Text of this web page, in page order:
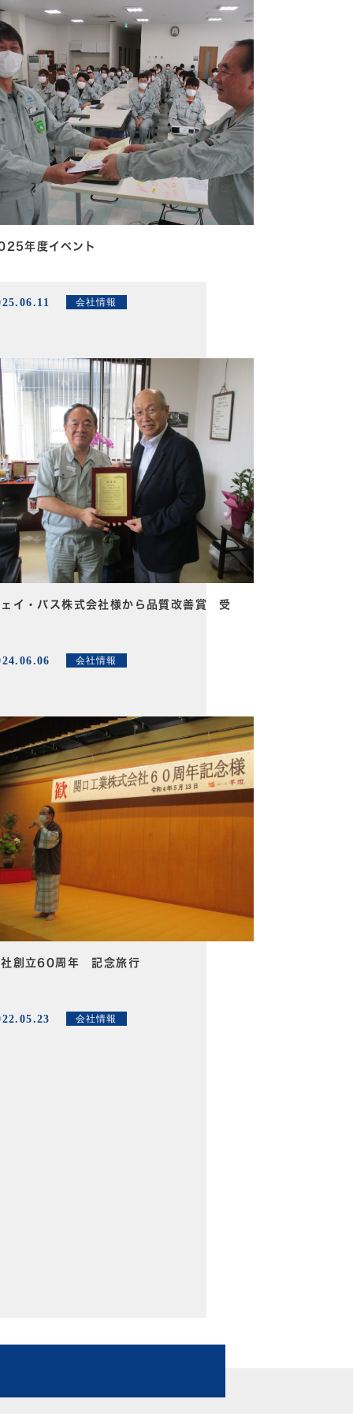
年度イベント
会社情報
イ・バス株式会社様から品質改善賞 受
会社情報
創立60周年 記念旅行
会社情報